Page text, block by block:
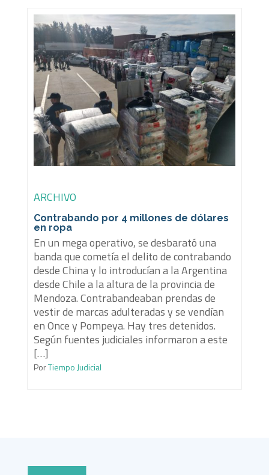
ARCHIVO
Contrabando por 4 millones de dólares
en ropa
En un mega operativo, se desbarató una
banda que cometía el delito de contrabando
desde China y lo introducían a la Argentina
desde Chile a la altura de la provincia de
Mendoza. Contrabandeaban prendas de
vestir de marcas adulteradas y se vendían
en Once y Pompeya. Hay tres detenidos.
Según fuentes judiciales informaron a este
[…]
PorTiempo Judicial